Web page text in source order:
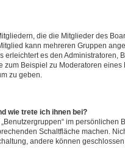
die die Mitglieder des
kann mehreren Gruppen
erleichtert es den Administratoren,
zum Beispiel zu Moderatoren
zu geben.
wie trete ich ihnen bei?
im persönlichen
Schaltfläche machen.
andere können